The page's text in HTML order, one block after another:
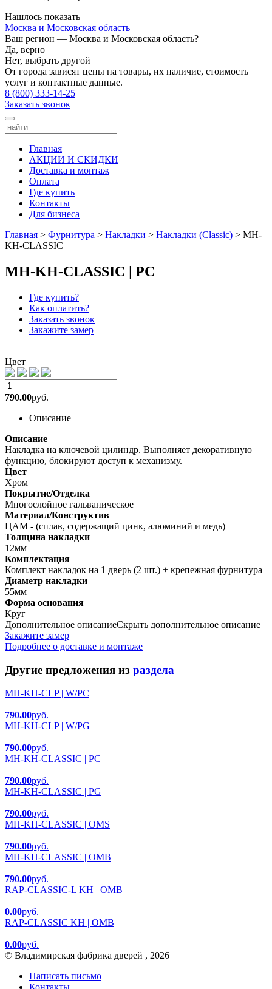
Нашлось показать
Москва и Московская область
Ваш регион — Москва и Московская область?
Да, верно
Нет, выбрать другой
От города зависят цены на товары, их наличие, стоимость
услуг и контактные данные.
8 (800) 333-14-25
Заказать звонок
Главная
АКЦИИ И СКИДКИ
Доставка и монтаж
Оплата
Где купить
Контакты
Для бизнеса
Главная > Фурнитура > Накладки > Накладки (Classic) > MH-
KH-CLASSIC
MH-KH-CLASSIC | PC
Где купить?
Как оплатить?
Заказать звонок
Закажите замер
Цвет
790.00руб.
Описание
Описание
Накладка на ключевой цилиндр. Выполняет декоративную
функцию, блокируют доступ к механизму.
Цвет
Хром
Покрытие/Отделка
Многослойное гальваническое
Материал/Конструктив
ЦАМ - (сплав, содержащий цинк, алюминий и медь)
Толщина накладки
12мм
Комплектация
Комплект накладок на 1 дверь (2 шт.) + крепежная фурнитура
Диаметр накладки
55мм
Форма основания
Круг
Дополнительное описаниеСкрыть дополнительное описание
Закажите замер
Подробнее о доставке и монтаже
Другие предложения из раздела
MH-KH-CLP | W/PC
790.00руб.
MH-KH-CLP | W/PG
790.00руб.
MH-KH-CLASSIC | PC
790.00руб.
MH-KH-CLASSIC | PG
790.00руб.
MH-KH-CLASSIC | OMS
790.00руб.
MH-KH-CLASSIC | OMB
790.00руб.
RAP-CLASSIC-L KH | OMB
0.00руб.
RAP-CLASSIC KH | OMB
0.00руб.
© Владимирская фабрика дверей , 2026
Написать письмо